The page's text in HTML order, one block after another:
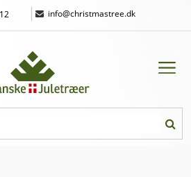
| info@christmastree.dk